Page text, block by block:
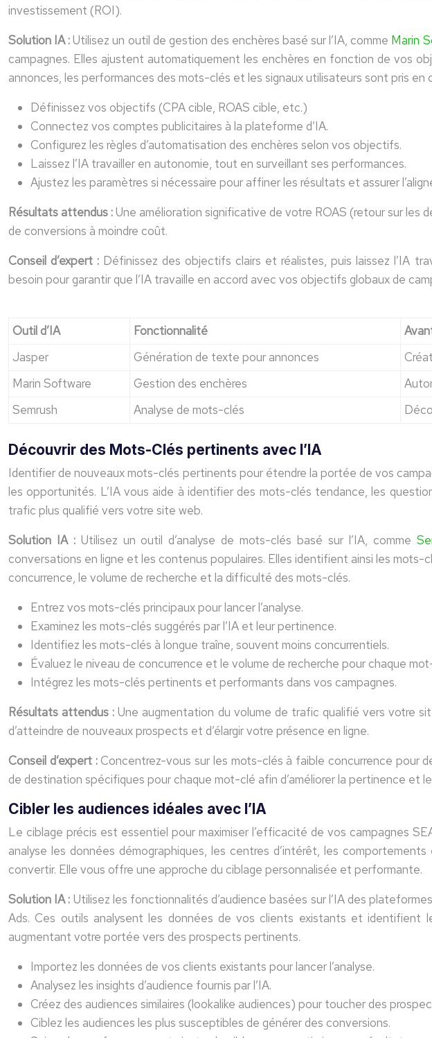
investissement (ROI).
Solution IA :Utilisez un outil de gestion des enchères basé sur l’IA, comme Marin
campagnes. Elles ajustent automatiquement les enchères en fonction de vos
annonces, les performances des mots-clés et les signaux utilisateurs sont pris en
Définissez vos objectifs (CPA cible, ROAS cible, etc.)
Connectez vos comptes publicitaires à la plateforme d’IA.
Configurez les règles d’automatisation des enchères selon vos objectifs.
Laissez l’IA travailler en autonomie, tout en surveillant ses performances.
Ajustez les paramètres si nécessaire pour affiner les résultats et assurer
Résultats attendus :Une amélioration significative de votre ROAS (retour sur les
de conversions à moindre coût.
Conseil d’expert : Définissez des objectifs clairs et réalistes, puis laissez l’IA
besoin pour garantir que l’IA travaille en accord avec vos objectifs globaux de
Outil d’IA Fonctionnalité
Jasper
Génération de texte pour annonces
Marin Software
Gestion des enchères
Semrush
Analyse de mots-clés
Découvrir des Mots-Clés pertinents avec l’IA
Identifier de nouveaux mots-clés pertinents pour étendre la portée de vos
les opportunités. L’IA vous aide à identifier des mots-clés tendance, les
trafic plus qualifié vers votre site web.
Solution IA : Utilisez un outil d’analyse de mots-clés basé sur l’IA, comme
conversations en ligne et les contenus populaires. Elles identifient ainsi les
concurrence, le volume de recherche et la difficulté des mots-clés.
Entrez vos mots-clés principaux pour lancer l’analyse.
Examinez les mots-clés suggérés par l’IA et leur pertinence.
Identifiez les mots-clés à longue traîne, souvent moins concurrentiels.
Évaluez le niveau de concurrence et le volume de recherche pour chaque
Intégrez les mots-clés pertinents et performants dans vos campagnes.
Résultats attendus :Une augmentation du volume de trafic qualifié vers votre
d’atteindre de nouveaux prospects et d’élargir votre présence en ligne.
Conseil d’expert : Concentrez-vous sur les mots-clés à faible concurrence pour
de destination spécifiques pour chaque mot-clé afin d’améliorer la pertinence et
Cibler les audiences idéales avec l’IA
Le ciblage précis est essentiel pour maximiser l’efficacité de vos campagnes
analyse les données démographiques, les centres d’intérêt, les
convertir. Elle vous offre une approche du ciblage personnalisée et performante.
Solution IA : Utilisez les fonctionnalités d’audience basées sur l’IA des
Ads. Ces outils analysent les données de vos clients existants et identifient
augmentant votre portée vers des prospects pertinents.
Importez les données de vos clients existants pour lancer l’analyse.
Analysez les insights d’audience fournis par l’IA.
Créez des audiences similaires (lookalike audiences) pour toucher des
Ciblez les audiences les plus susceptibles de générer des conversions.